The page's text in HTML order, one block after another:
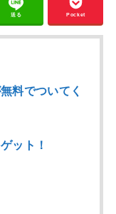
送る Pocket
料でついてく
ット！